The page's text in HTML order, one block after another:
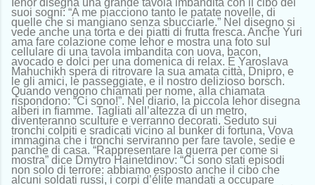
Iehor disegna una grande tavola imbandita con il cibo dei
suoi sogni: “A me piacciono tanto le patate novelle, di
quelle che si mangiano senza sbucciarle.” Nel disegno si
vede anche una torta e dei piatti di frutta fresca. Anche Yuri
ama fare colazione come Iehor e mostra una foto sul
cellulare di una tavola imbandita con uova, bacon,
avocado e dolci per una domenica di relax. E Yaroslava
Mahuchikh spera di ritrovare la sua amata città, Dnipro, e
le gli amici, le passeggiate, e il nostro delizioso borsch.
Quando vengono chiamati per nome, alla chiamata
rispondono: “Ci sono!”. Nel diario, la piccola Iehor disegna
alberi in fiamme. Tagliati all’altezza di un metro,
diventeranno sculture e verranno decorati. Seduto sui
tronchi colpiti e sradicati vicino al bunker di fortuna, Vova
immagina che i tronchi serviranno per fare tavole, sedie e
panche di casa. “Rappresentare la guerra per come si
mostra” dice Dmytro Hainetdinov: “Ci sono stati episodi
non solo di terrore: abbiamo esposto anche il cibo che
alcuni soldati russi, i corpi d’élite mandati a occupare